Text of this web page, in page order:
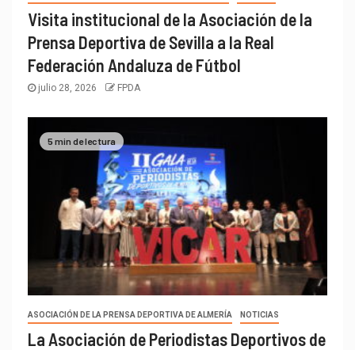
Visita institucional de la Asociación de la
Prensa Deportiva de Sevilla a la Real
Federación Andaluza de Fútbol
julio 28, 2026 FPDA
5 min de lectura
ASOCIACIÓN DE LA PRENSA DEPORTIVA DE ALMERÍA NOTICIAS
La Asociación de Periodistas Deportivos de